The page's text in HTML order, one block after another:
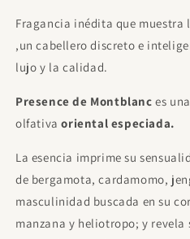
Fragancia inédita que muestra
,un cabellero discreto e
lujo y la calidad.
Presence de Montblanc es
olfativa oriental especiada.
La esencia imprime su
de bergamota, cardamomo,
masculinidad buscada en su
manzana y heliotropo; y revela